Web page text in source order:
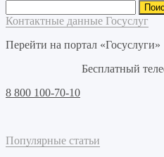
Контактные данные Госуслуг
Перейти на портал «Госуслуги»
Бесплатный
8 800 100-70-10
Популярные статьи